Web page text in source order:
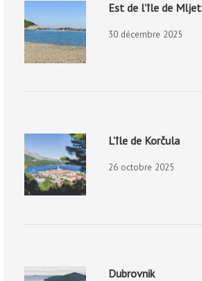
Est de l’île de Mljet
30 décembre 2025
L’île de Korčula
26 octobre 2025
Dubrovnik